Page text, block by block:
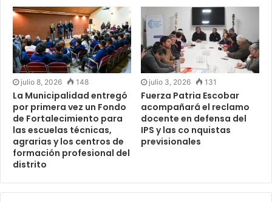
julio 8, 2026 148
La Municipalidad entregó
por primera vez un Fondo
de Fortalecimiento para
las escuelas técnicas,
agrarias y los centros de
formación profesional del
distrito
julio 3, 2026 131
Fuerza Patria Escobar
acompañará el reclamo
docente en defensa del
IPS y las co nquistas
previsionales